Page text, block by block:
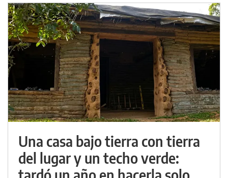
Una casa bajo tierra con tierra
del lugar y un techo verde: